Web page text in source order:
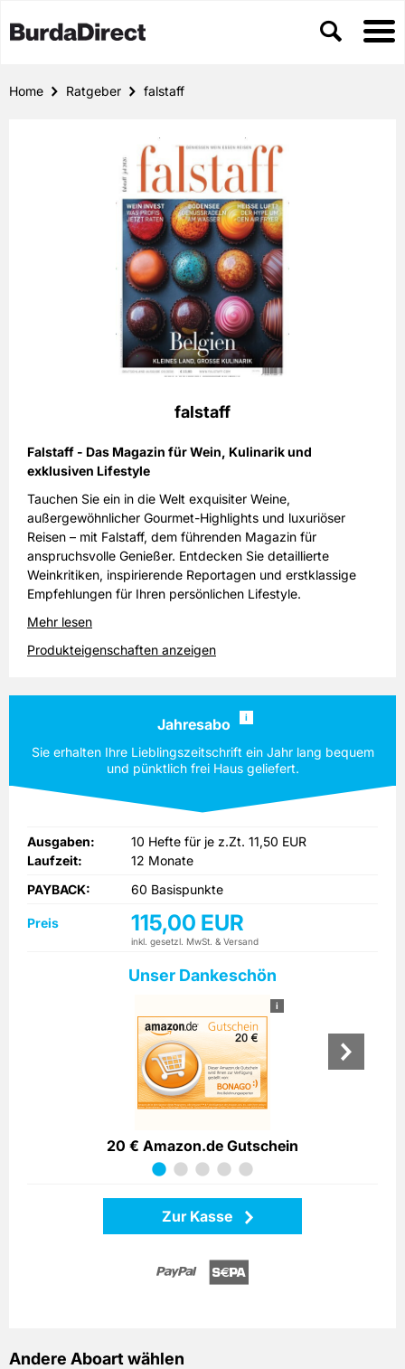
Home Ratgeber falstaff
falstaff
Falstaff - Das Magazin für Wein, Kulinarik und
exklusiven Lifestyle
Tauchen Sie ein in die Welt exquisiter Weine,
außergewöhnlicher Gourmet-Highlights und luxuriöser
Reisen – mit Falstaff, dem führenden Magazin für
anspruchsvolle Genießer. Entdecken Sie detaillierte
Weinkritiken, inspirierende Reportagen und erstklassige
Empfehlungen für Ihren persönlichen Lifestyle.
Mehr lesen
Produkteigenschaften anzeigen
Jahresabo i
Sie erhalten Ihre Lieblingszeitschrift ein Jahr lang bequem
und pünktlich frei Haus geliefert.
Ausgaben:
10 Hefte für je z.Zt. 11,50 EUR
Laufzeit:
12 Monate
PAYBACK:
60 Basispunkte
Preis 115,00 EUR
inkl. gesetzl. MwSt. & Versand
Unser Dankeschön
i
20 € Amazon.de Gutschein
Zur Kasse
Andere Aboart wählen